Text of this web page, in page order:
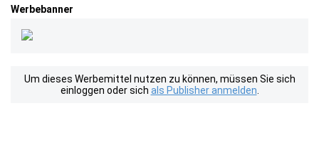
Werbebanner
Um dieses Werbemittel nutzen zu können, müssen Sie sich
einloggen oder sich als Publisher anmelden